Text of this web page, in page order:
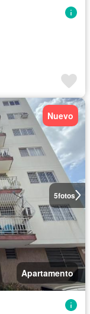
5fotos
Nuevo
Apartamento